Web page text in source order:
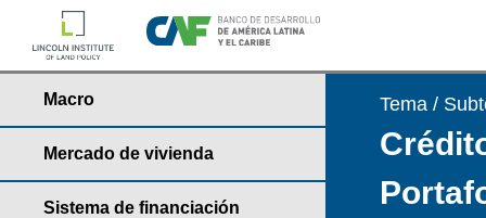
Macro
Mercado de vivienda
Sistema de financiación
Tema /